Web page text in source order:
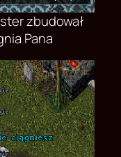
zbudował
Pana